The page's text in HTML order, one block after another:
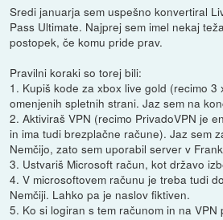
Sredi januarja sem uspešno konvertiral
Pass Ultimate. Najprej sem imel nekaj
postopek, če komu pride prav.
Pravilni koraki so torej bili:
1. Kupiš kode za xbox live gold (recimo 3
omenjenih spletnih strani. Jaz sem na
2. Aktiviraš VPN (recimo PrivadoVPN je
in ima tudi brezplačne račune). Jaz sem
Nemčijo, zato sem uporabil server v
3. Ustvariš Microsoft račun, kot državo
4. V microsoftovem računu je treba tudi
Nemčiji. Lahko pa je naslov fiktiven.
5. Ko si logiran s tem računom in na VPN